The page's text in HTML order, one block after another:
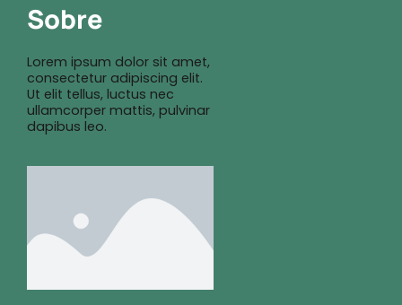
Sobre
Lorem ipsum dolor sit amet,
consectetur adipiscing elit.
Ut elit tellus, luctus nec
ullamcorper mattis, pulvinar
dapibus leo.